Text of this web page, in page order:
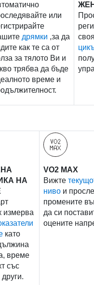
или
дрямки ,за да
как те са от
за тялото Ви и
трябва да бъде
време и
НА
измерва
като
време
със
VO2 MAX
Вижте
ниво и
промените
да си
оцените